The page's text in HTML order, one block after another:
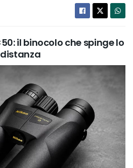
il binocolo che spinge lo